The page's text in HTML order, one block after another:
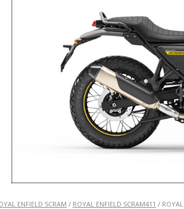
ENFIELD SCRAM / ROYAL ENFIELD SCRAM411 / ROYAL